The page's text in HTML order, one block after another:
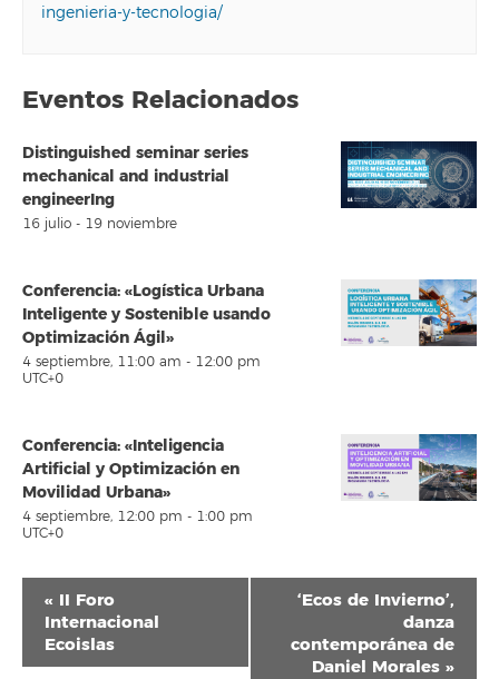
ingenieria-y-tecnologia/
Eventos Relacionados
Distinguished seminar series
mechanical and industrial
engineerIng
16 julio - 19 noviembre
Conferencia: «Logística Urbana
Inteligente y Sostenible usando
Optimización Ágil»
4 septiembre, 11:00 am - 12:00 pm
UTC+0
Conferencia: «Inteligencia
Artificial y Optimización en
Movilidad Urbana»
4 septiembre, 12:00 pm - 1:00 pm
UTC+0
Navegación
del
Evento
« II Foro
Internacional
Ecoislas
‘Ecos de Invierno’,
danza
contemporánea de
Daniel Morales »